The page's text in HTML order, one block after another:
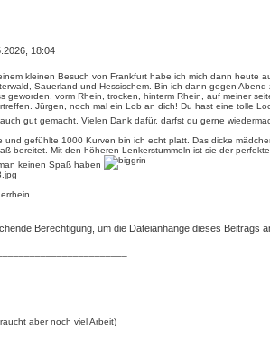
18:04
kleinen Besuch von Frankfurt habe ich mich dann heute
Sauerland und Hessischem. Bin ich dann gegen
geworden. vorm Rhein, trocken, hinterm Rhein, auf meiner
Jürgen, noch mal ein Lob an dich! Du hast eine tolle
gut gemacht. Vielen Dank dafür, darfst du gerne
und gefühlte 1000 Kurven bin ich echt platt. Das dicke
bereitet. Mit den höheren Lenkerstummeln ist sie der
keinen Spaß haben
Berechtigung, um die Dateianhänge dieses Beitrags
aber noch viel Arbeit)